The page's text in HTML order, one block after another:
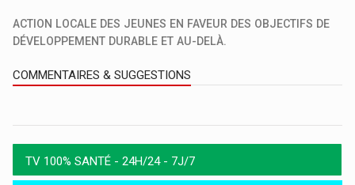
ACTION LOCALE DES JEUNES EN FAVEUR DES OBJECTIFS DE
DÉVELOPPEMENT DURABLE ET AU-DELÀ.
COMMENTAIRES & SUGGESTIONS
TV 100% SANTÉ - 24H/24 - 7J/7